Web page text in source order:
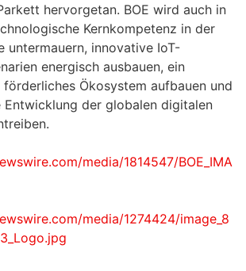
hervorgetan. BOE wird auch in
Kernkompetenz in der
untermauern, innovative IoT-
energisch ausbauen, ein
Ökosystem aufbauen und
der globalen digitalen
media/1814547/BOE_IMA
media/1274424/image_8